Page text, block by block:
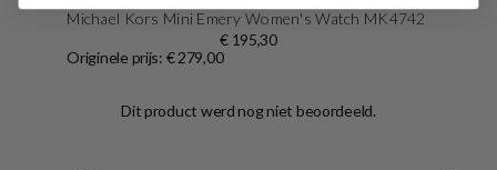
Michael Kors Mini Emery Women's Watch MK4742
€ 195,30
Originele prijs: € 279,00